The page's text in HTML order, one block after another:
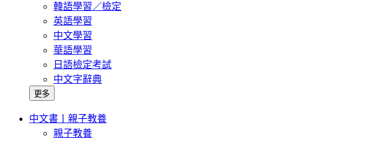
韓語學習／檢定
英語學習
中文學習
華語學習
日語檢定考試
中文字辭典
更多
中文書丨親子教養
親子教養